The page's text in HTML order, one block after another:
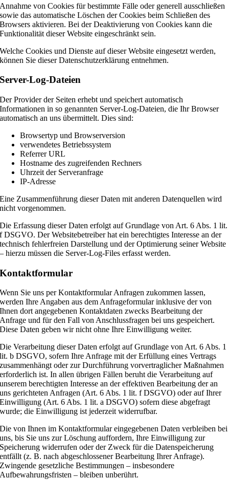
Annahme von Cookies für bestimmte Fälle oder generell ausschließen
sowie das automatische Löschen der Cookies beim Schließen des
Browsers aktivieren. Bei der Deaktivierung von Cookies kann die
Funktionalität dieser Website eingeschränkt sein.
Welche Cookies und Dienste auf dieser Website eingesetzt werden,
können Sie dieser Datenschutzerklärung entnehmen.
Server-Log-Dateien
Der Provider der Seiten erhebt und speichert automatisch
Informationen in so genannten Server-Log-Dateien, die Ihr Browser
automatisch an uns übermittelt. Dies sind:
Browsertyp und Browserversion
verwendetes Betriebssystem
Referrer URL
Hostname des zugreifenden Rechners
Uhrzeit der Serveranfrage
IP-Adresse
Eine Zusammenführung dieser Daten mit anderen Datenquellen wird
nicht vorgenommen.
Die Erfassung dieser Daten erfolgt auf Grundlage von Art. 6 Abs. 1 lit.
f DSGVO. Der Websitebetreiber hat ein berechtigtes Interesse an der
technisch fehlerfreien Darstellung und der Optimierung seiner Website
– hierzu müssen die Server-Log-Files erfasst werden.
Kontaktformular
Wenn Sie uns per Kontaktformular Anfragen zukommen lassen,
werden Ihre Angaben aus dem Anfrageformular inklusive der von
Ihnen dort angegebenen Kontaktdaten zwecks Bearbeitung der
Anfrage und für den Fall von Anschlussfragen bei uns gespeichert.
Diese Daten geben wir nicht ohne Ihre Einwilligung weiter.
Die Verarbeitung dieser Daten erfolgt auf Grundlage von Art. 6 Abs. 1
lit. b DSGVO, sofern Ihre Anfrage mit der Erfüllung eines Vertrags
zusammenhängt oder zur Durchführung vorvertraglicher Maßnahmen
erforderlich ist. In allen übrigen Fällen beruht die Verarbeitung auf
unserem berechtigten Interesse an der effektiven Bearbeitung der an
uns gerichteten Anfragen (Art. 6 Abs. 1 lit. f DSGVO) oder auf Ihrer
Einwilligung (Art. 6 Abs. 1 lit. a DSGVO) sofern diese abgefragt
wurde; die Einwilligung ist jederzeit widerrufbar.
Die von Ihnen im Kontaktformular eingegebenen Daten verbleiben bei
uns, bis Sie uns zur Löschung auffordern, Ihre Einwilligung zur
Speicherung widerrufen oder der Zweck für die Datenspeicherung
entfällt (z. B. nach abgeschlossener Bearbeitung Ihrer Anfrage).
Zwingende gesetzliche Bestimmungen – insbesondere
Aufbewahrungsfristen – bleiben unberührt.